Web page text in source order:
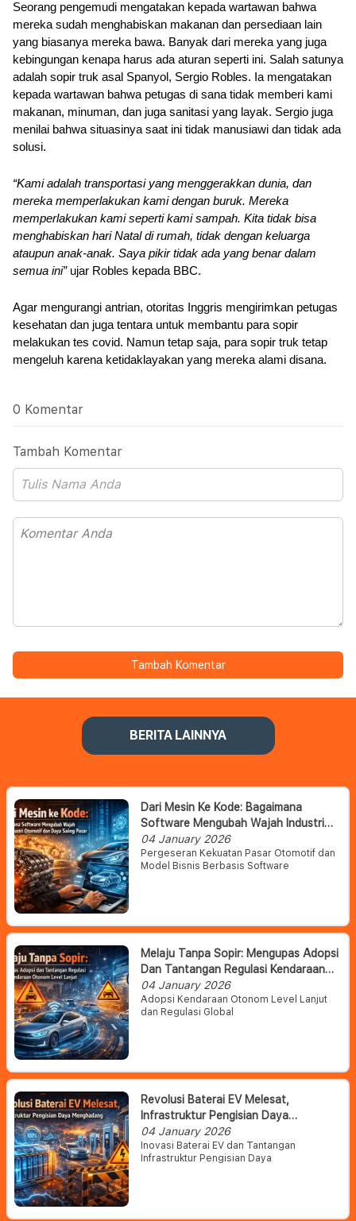
Seorang pengemudi mengatakan kepada wartawan bahwa
mereka sudah menghabiskan makanan dan persediaan lain
yang biasanya mereka bawa. Banyak dari mereka yang juga
kebingungan kenapa harus ada aturan seperti ini. Salah satunya
adalah sopir truk asal Spanyol, Sergio Robles. Ia mengatakan
kepada wartawan bahwa petugas di sana tidak memberi kami
makanan, minuman, dan juga sanitasi yang layak. Sergio juga
menilai bahwa situasinya saat ini tidak manusiawi dan tidak ada
solusi.
“Kami adalah transportasi yang menggerakkan dunia, dan
mereka memperlakukan kami dengan buruk. Mereka
memperlakukan kami seperti kami sampah. Kita tidak bisa
menghabiskan hari Natal di rumah, tidak dengan keluarga
ataupun anak-anak. Saya pikir tidak ada yang benar dalam
semua ini” ujar Robles kepada BBC.
Agar mengurangi antrian, otoritas Inggris mengirimkan petugas
kesehatan dan juga tentara untuk membantu para sopir
melakukan tes covid. Namun tetap saja, para sopir truk tetap
mengeluh karena ketidaklayakan yang mereka alami disana.
0 Komentar
Tambah Komentar
Tambah Komentar
BERITA LAINNYA
Dari Mesin Ke Kode: Bagaimana
Software Mengubah Wajah Industri
Otomotif Dan Daya Saing Pasar
04 January 2026
Pergeseran Kekuatan Pasar Otomotif dan
Model Bisnis Berbasis Software
Melaju Tanpa Sopir: Mengupas Adopsi
Dan Tantangan Regulasi Kendaraan
Otonom Level Lanjut
04 January 2026
Adopsi Kendaraan Otonom Level Lanjut
dan Regulasi Global
Revolusi Baterai EV Melesat,
Infrastruktur Pengisian Daya
Menghadang
04 January 2026
Inovasi Baterai EV dan Tantangan
Infrastruktur Pengisian Daya